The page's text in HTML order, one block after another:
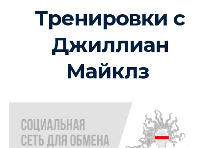
Тренировки с
Джиллиан
Майклз